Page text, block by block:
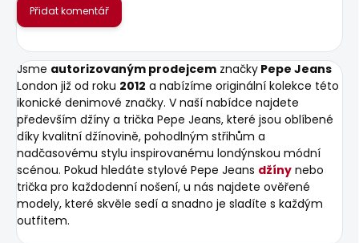
Přidat komentář
Jsme autorizovaným prodejcem značky Pepe Jeans
London již od roku 2012 a nabízíme originální kolekce této
ikonické denimové značky. V naší nabídce najdete
především džíny a trička Pepe Jeans, které jsou oblíbené
díky kvalitní džínovině, pohodlným střihům a
nadčasovému stylu inspirovanému londýnskou módní
scénou. Pokud hledáte stylové Pepe Jeans džíny nebo
trička pro každodenní nošení, u nás najdete ověřené
modely, které skvěle sedí a snadno je sladíte s každým
outfitem.